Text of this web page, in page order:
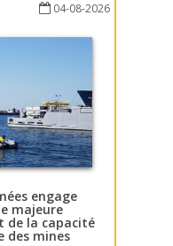
04-08-2026
engage
majeure
de la capacité
des mines